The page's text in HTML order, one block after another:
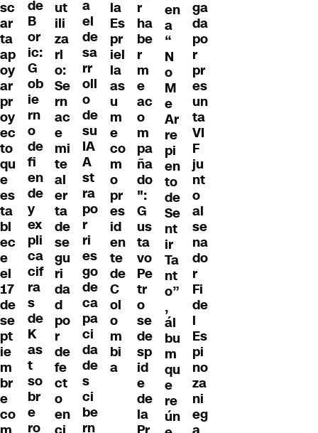
sc
ar
ta
ap
oy
ar
pr
oy
ec
to
qu
e
es
ta
bl
ec
e
el
17
de
se
pt
ie
m
br
e
co
de
B
or
ic:
G
ob
ie
rn
o
de
fi
en
de
y
ex
pli
ca
cif
ra
s
de
K
as
t
so
br
e
ro
ut
ili
za
rl
o:
Se
rn
ac
e
mi
te
al
er
ta
de
se
gu
ri
da
d
po
r
de
fe
ct
o
en
a
el
de
sa
rr
oll
o
de
su
IA
A
st
ra
po
r
ri
es
go
de
ca
pa
ci
da
de
s
ci
be
rn
la
Es
pr
iel
la
as
u
m
e
co
m
o
pr
es
id
en
te
de
C
ol
o
m
bi
a
r
ha
be
r
m
e
ac
o
m
pa
ña
do
":
G
us
ta
vo
Pe
tr
o
se
de
sp
id
e
de
la
en
a
“
N
o
M
e
Ar
re
pi
en
to
de
Se
nt
ir
Ta
nt
o”
,
ál
bu
m
qu
e
re
ún
ga
da
po
r
pr
es
un
ta
VI
F
ju
nt
o
al
se
na
do
r
Fi
de
l
Es
pi
no
za
ni
eg